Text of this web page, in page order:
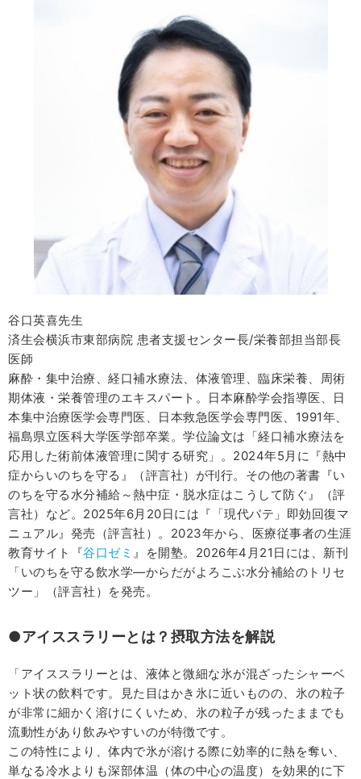
谷口英喜先生
済生会横浜市東部病院 患者支援センター長/栄養部担当部長
医師
麻酔・集中治療、経口補水療法、体液管理、臨床栄養、周術
期体液・栄養管理のエキスパート。日本麻酔学会指導医、日
本集中治療医学会専門医、日本救急医学会専門医、1991年、
福島県立医科大学医学部卒業。学位論文は「経口補水療法を
応用した術前体液管理に関する研究」。2024年5月に『熱中
症からいのちを守る』（評言社）が刊行。その他の著書『い
のちを守る水分補給～熱中症・脱水症はこうして防ぐ』（評
言社）など。2025年6月20日には『「現代バテ」即効回復マ
ニュアル』発売（評言社）。2023年から、医療従事者の生涯
教育サイト『谷口ゼミ 』を開塾。2026年4月21日には、新刊
「いのちを守る飲水学―からだがよろこぶ水分補給のトリセ
ツー」（評言社）を発売。
●アイススラリーとは？摂取方法を解説
「アイススラリーとは、液体と微細な氷が混ざったシャーベ
ット状の飲料です。見た目はかき氷に近いものの、氷の粒子
が非常に細かく溶けにくいため、氷の粒子が残ったままでも
流動性があり飲みやすいのが特徴です。
この特性により、体内で氷が溶ける際に効率的に熱を奪い、
単なる冷水よりも深部体温（体の中心の温度）を効果的に下